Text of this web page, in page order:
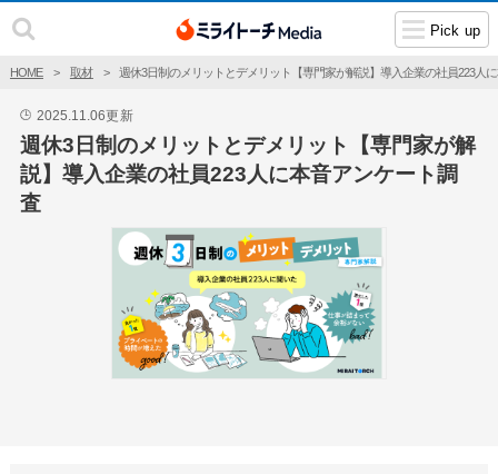
Pick up
🕒 2025.11.06更新
週休3日制のメリットとデメリット【専門家が解
説】導入企業の社員223人に本音アンケート調
査
HOME 取材 週休3日制のメリットとデメリット【専門家が解説】導入企業の社員223人